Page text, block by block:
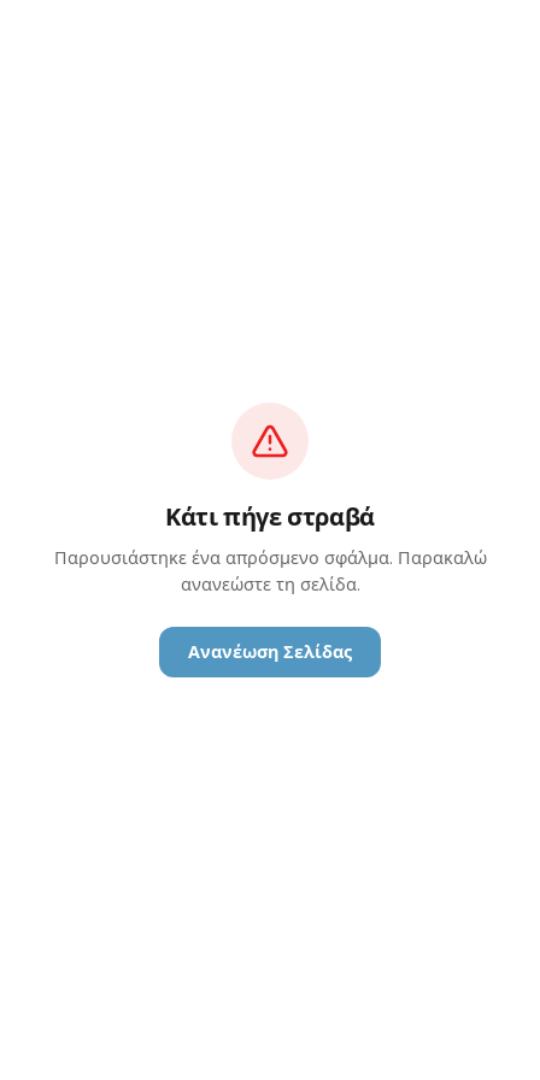
Κάτι πήγε στραβά
Παρουσιάστηκε ένα απρόσμενο σφάλμα. Παρακαλώ
ανανεώστε τη σελίδα.
Ανανέωση Σελίδας